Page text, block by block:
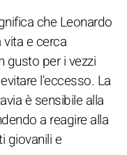
che Leonardo
e cerca
gusto per i vezzi
l'eccesso. La
è sensibile alla
a reagire alla
giovanili e